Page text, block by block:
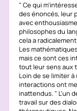
Ce qui
des énoncés, leur
avec
philosophes du
cela a
Les
mais ce sont ces
tout leur sens aux
Loin de se limiter
interactions ont
inattendus.
L’un
travail sur des